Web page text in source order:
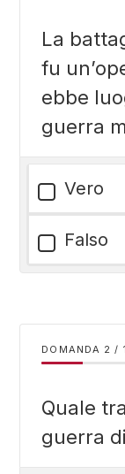
La
fu
ebbe
guerra
Vero
Falso
DOMANDA /
Quale
guerra